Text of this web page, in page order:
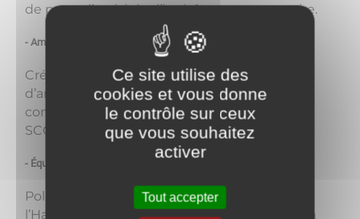
de parcs d’activités d’intérêt communautaire.
- Aménagement de l’espace communautaire :
Création et réalisation de zones
d’aménagement concerté d’intérêt
communautaire, schéma directeur (valant
SCOT), organisation des transports urbains.
- Équilibre social de l’habitat :
Politique du logement, Programme Local de
l’Habitat (PLH), actions et aides financières en
Ce site utilise des
cookies et vous donne
le contrôle sur ceux
que vous souhaitez
activer
Tout accepter